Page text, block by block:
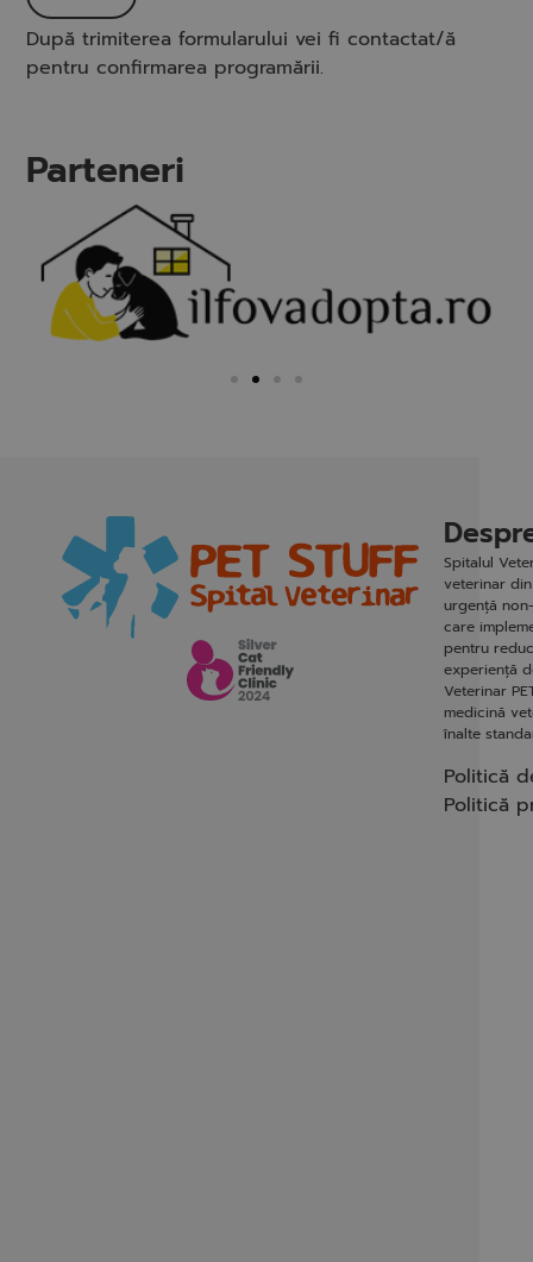
După trimiterea formularului vei fi contactat/ă
pentru confirmarea programării.
Parteneri
Spitalul
veterinar
urgență
care
pentru
experiență
Veterinar
medicină
înalte
Politică
Politică